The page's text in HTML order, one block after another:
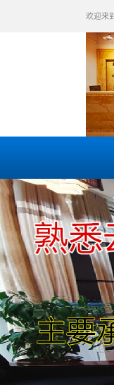
欢迎来